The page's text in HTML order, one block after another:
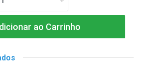
ao Carrinho